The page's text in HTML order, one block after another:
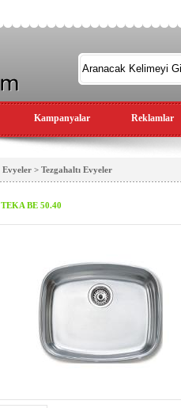
Kampanyalar Reklamlar
Evyeler > Tezgahaltı Evyeler
TEKA BE 50.40